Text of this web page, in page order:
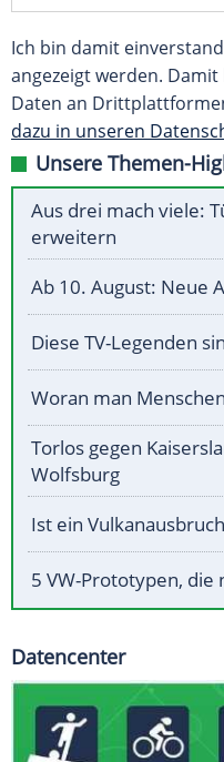
Ich bin damit
angezeigt werden.
Daten an
dazu in unseren
Unsere Themen-
Aus drei mach viele:
erweitern
Ab 10. August: Neue
Diese TV-Legenden
Woran man
Torlos gegen
Wolfsburg
Ist ein
5 VW-Prototypen,
Datencenter